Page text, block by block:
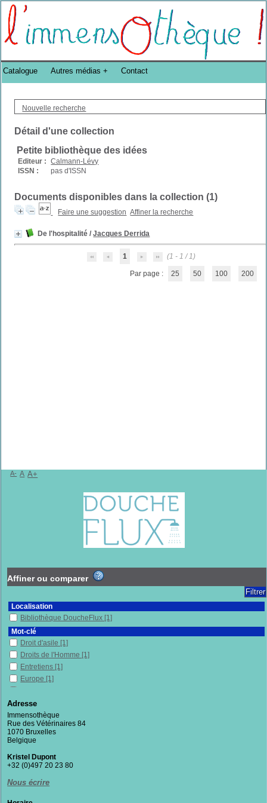
Bibliothèque DoucheFLUX Bibliotheek -->
Nouvelle recherche
Détail d'une collection
Petite bibliothèque des idées
Editeur :
Calmann-Lévy
ISSN :
pas d'ISSN
Documents disponibles dans la collection (1)
Faire une suggestion Affiner la recherche
De l'hospitalité /Jacques Derrida
1 (1 - 1 / 1)
Par page : 25 50 100 200
Catalogue Autres médias Contact
A- A A+
Affiner ou comparer
Localisation
Bibliothèque DoucheFlux [1]
Mot-clé
Droit d'asile [1]
Droits de l'Homme [1]
Entretiens [1]
Europe [1]
France
Philosophie
Politique d'accueil[1]
Racisme
Section
Adresse
Immensothèque
Rue des Vétérinaires 84
1070 Bruxelles
Belgique
Kristel Dupont
+32 (0)497 20 23 80
Nous écrire